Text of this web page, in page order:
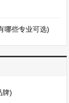
哪些专业可选)
牌)